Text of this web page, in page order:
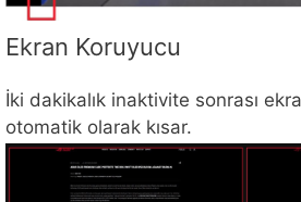
Ekran Koruyucu
İki dakikalık inaktivite sonrası
otomatik olarak kısar.